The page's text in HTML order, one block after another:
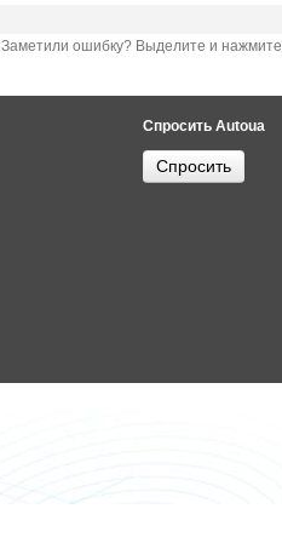
Заметили ошибку? Выделите и нажмите
Спросить Autoua
Спросить